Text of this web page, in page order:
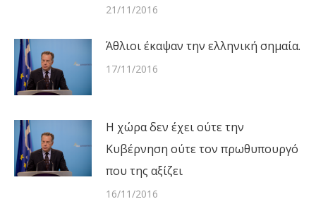
21/11/2016
Άθλιοι έκαψαν την ελληνική σημαία.
17/11/2016
Η χώρα δεν έχει ούτε την
Κυβέρνηση ούτε τον πρωθυπουργό
που της αξίζει
16/11/2016